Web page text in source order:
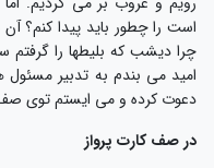
را چطور باید پیدا کنم؟ آن
دیشب که بلیطها را گرفتم
می بندم به تدبیر مسئول
کرده و می ایستم توی صف
صف کارت پرواز